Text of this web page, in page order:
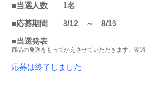
■当選人数 1名
■応募期間 8/12 ～ 8/16
■当選発表
商品の発送をもってかえさせていただきます。翌
応募は終了しました